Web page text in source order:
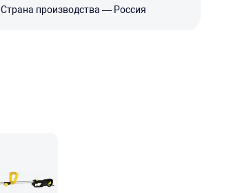
Страна производства — Россия